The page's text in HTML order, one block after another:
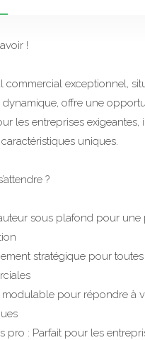
!
commercial exceptionnel,
dynamique, offre une
les entreprises exigeantes,
uniques.
?
sous plafond pour
stratégique pour
modulable pour répondre à
pro : Parfait pour les